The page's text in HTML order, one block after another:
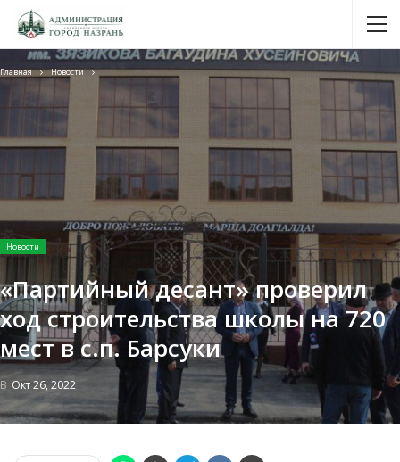
Главная Новости
Новости
«Партийный десант» проверил
ход строительства школы на 720
мест в с.п. Барсуки
В Окт 26, 2022